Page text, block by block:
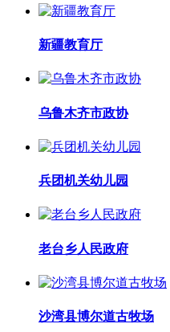
新疆教育厅
乌鲁木齐市政协
兵团机关幼儿园
老台乡人民政府
沙湾县博尔道古牧场